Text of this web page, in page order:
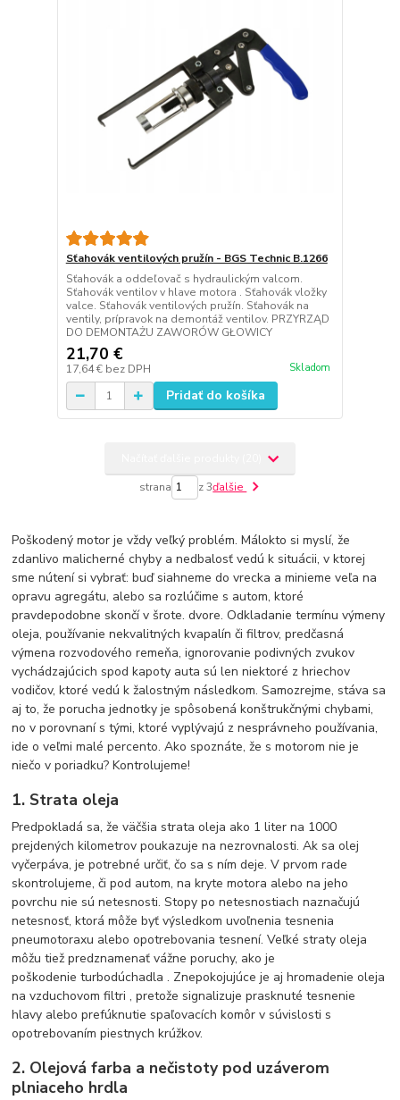
Sťahovák ventilových pružín - BGS Technic B.1266
Sťahovák a oddeľovač s hydraulickým valcom.
Sťahovák ventilov v hlave motora . Sťahovák vložky
valce. Sťahovák ventilových pružín. Sťahovák na
ventily, prípravok na demontáž ventilov. PRZYRZĄD
DO DEMONTAŻU ZAWORÓW GŁOWICY
21,70 €
17,64 € bez DPH Skladom
Pridať do košíka
strana z 3ďalšie
Poškodený motor je vždy veľký problém. Málokto si myslí, že
zdanlivo malicherné chyby a nedbalosť vedú k situácii, v ktorej
sme nútení si vybrať: buď siahneme do vrecka a minieme veľa na
opravu agregátu, alebo sa rozlúčime s autom, ktoré
pravdepodobne skončí v šrote. dvore. Odkladanie termínu výmeny
oleja, používanie nekvalitných kvapalín či filtrov, predčasná
výmena rozvodového remeňa, ignorovanie podivných zvukov
vychádzajúcich spod kapoty auta sú len niektoré z hriechov
vodičov, ktoré vedú k žalostným následkom. Samozrejme, stáva sa
aj to, že porucha jednotky je spôsobená konštrukčnými chybami,
no v porovnaní s tými, ktoré vyplývajú z nesprávneho používania,
ide o veľmi malé percento. Ako spoznáte, že s motorom nie je
niečo v poriadku? Kontrolujeme!
1. Strata oleja
Predpokladá sa, že väčšia strata oleja ako 1 liter na 1000
prejdených kilometrov poukazuje na nezrovnalosti. Ak sa olej
vyčerpáva, je potrebné určiť, čo sa s ním deje. V prvom rade
skontrolujeme, či pod autom, na kryte motora alebo na jeho
povrchu nie sú netesnosti. Stopy po netesnostiach naznačujú
netesnosť, ktorá môže byť výsledkom uvoľnenia tesnenia
pneumotoraxu alebo opotrebovania tesnení. Veľké straty oleja
môžu tiež predznamenať vážne poruchy, ako je
poškodenie turbodúchadla . Znepokojujúce je aj hromadenie oleja
na vzduchovom filtri , pretože signalizuje prasknuté tesnenie
hlavy alebo prefúknutie spaľovacích komôr v súvislosti s
opotrebovaním piestnych krúžkov.
2. Olejová farba a nečistoty pod uzáverom
plniaceho hrdla